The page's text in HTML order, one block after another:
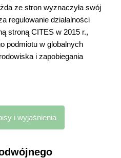
ze stron wyznaczyła swój
regulowanie działalności
stroną CITES w 2015 r.,
podmiotu w globalnych
i zapobiegania
i wyjaśnienia